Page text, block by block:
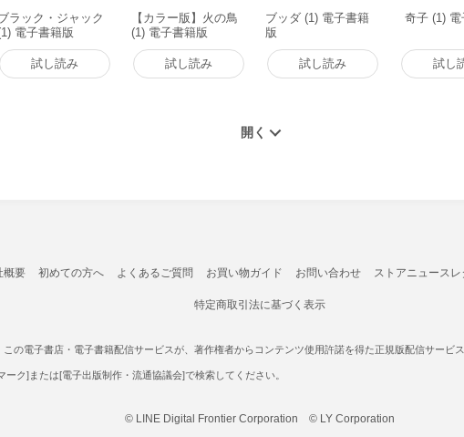
ラック・ジャック
電子書籍版
試し読み
【カラー版】火の鳥
(1) 電子書籍版
試し読み
ブッダ (1) 電子書籍
版
試し読み
奇子 (1) 電
試し
概要 初めての方へ よくあるご質問 お買い物ガイド お問い合わせ ストアニュースレ
特定商取引法に基づく表示
この電子書店・電子書籍配信サービスが、著作権者からコンテンツ使用許諾を得た正規版配信サービ
ーク]または[電子出版制作・流通協議会]で検索してください。
© LINE Digital Frontier Corporation © LY Corporation